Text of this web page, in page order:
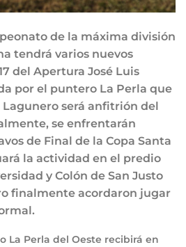
de la máxima división
tendrá varios nuevos
del Apertura José Luis
por el puntero La Perla que
Lagunero será anfitrión del
se enfrentarán
de Final de la Copa Santa
la actividad en el predio
y Colón de San Justo
finalmente acordaron jugar
La Perla del Oeste recibirá en